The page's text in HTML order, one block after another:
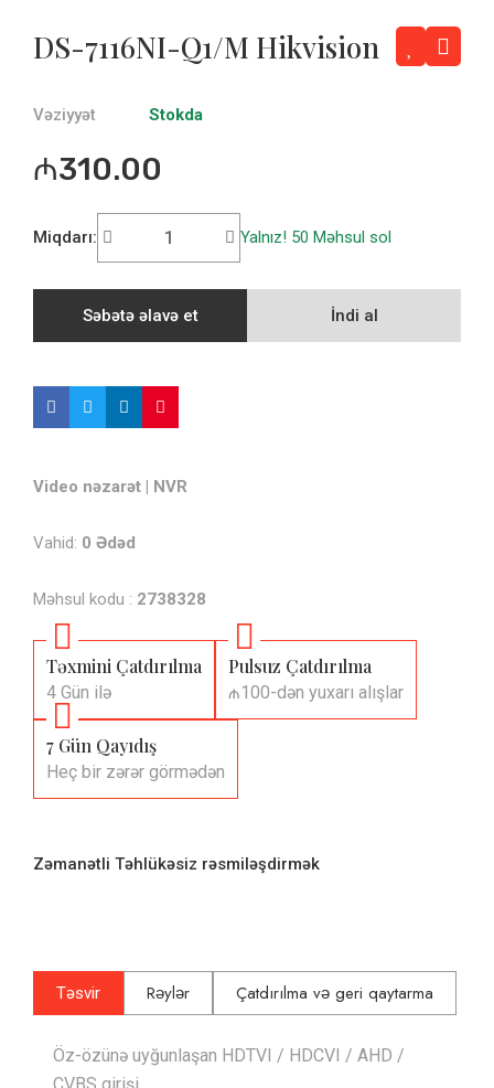
DS-7116NI-Q1/M Hikvision
Vəziyyət Stokda
₼310.00
Miqdarı: Yalnız! 50 Məhsul sol
Səbətə əlavə et İndi al
Video nəzarət | NVR
Vahid: 0 Ədəd
Məhsul kodu : 2738328
Təxmini Çatdırılma
4 Gün ilə
Pulsuz Çatdırılma
₼100-dən yuxarı alışlar
7 Gün Qayıdış
Heç bir zərər görmədən
Zəmanətli Təhlükəsiz rəsmiləşdirmək
Təsvir Rəylər Çatdırılma və geri qaytarma
Öz-özünə uyğunlaşan HDTVI / HDCVI / AHD /